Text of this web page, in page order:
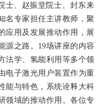
士、赵振堂院士、封东来
名专家担任主讲教师，聚
应用及发展推动作用，展
源之路 。19场讲座的内容
法学、氢能利用等多个领
电子激光用户装置作为重
能与特色，系统诠释大科
领域的推动作用。各位专